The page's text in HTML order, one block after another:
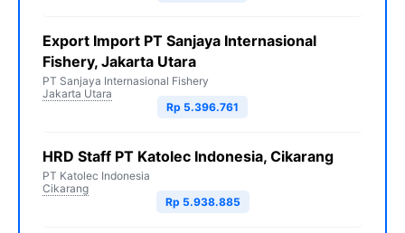
Export Import PT Sanjaya Internasional
Fishery, Jakarta Utara
PT Sanjaya Internasional Fishery
Jakarta Utara
Rp 5.396.761
HRD Staff PT Katolec Indonesia, Cikarang
PT Katolec Indonesia
Cikarang
Rp 5.938.885